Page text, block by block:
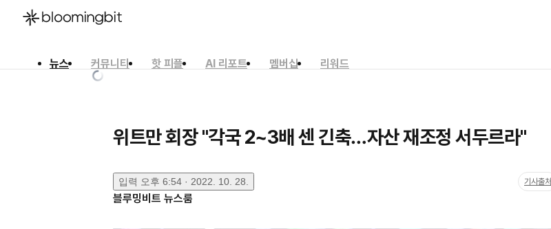
뉴스 커뮤니티 핫 피플 AI 리포트 멤버십
리워드
위트만 회장 "각국 2~3배 센 긴축…자산 재조정 서두르라"
입력 오후 6:54 · 2022. 10. 28. 기사출처
블루밍비트 뉴스룸